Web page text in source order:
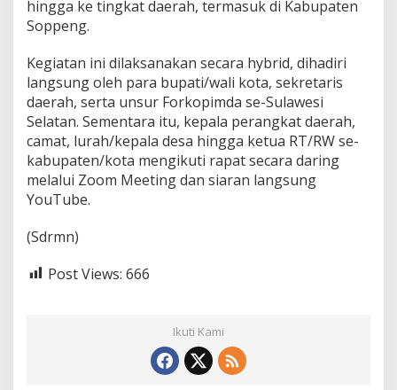
hingga ke tingkat daerah, termasuk di Kabupaten
Soppeng.
Kegiatan ini dilaksanakan secara hybrid, dihadiri
langsung oleh para bupati/wali kota, sekretaris
daerah, serta unsur Forkopimda se-Sulawesi
Selatan. Sementara itu, kepala perangkat daerah,
camat, lurah/kepala desa hingga ketua RT/RW se-
kabupaten/kota mengikuti rapat secara daring
melalui Zoom Meeting dan siaran langsung
YouTube.
(Sdrmn)
Post Views: 666
Ikuti Kami